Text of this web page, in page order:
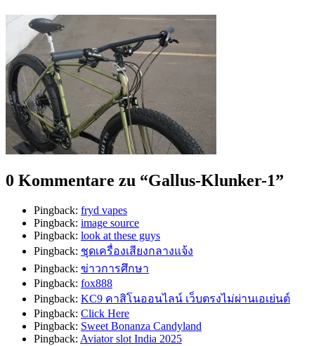
0 Kommentare zu “Gallus-Klunker-1”
Pingback: fryd vapes
Pingback: image source
Pingback: look at these guys
Pingback: ชุดเครื่องเสียงกลางแจ้ง
Pingback: ข่าวการศึกษา
Pingback: fox888
Pingback: KC9 คาสิโนออนไลน์ เว็บตรงไม่ผ่านเอเย่นต์
Pingback: Click Here
Pingback: Sweet Bonanza Candyland
Pingback: Aviator slot India 2025